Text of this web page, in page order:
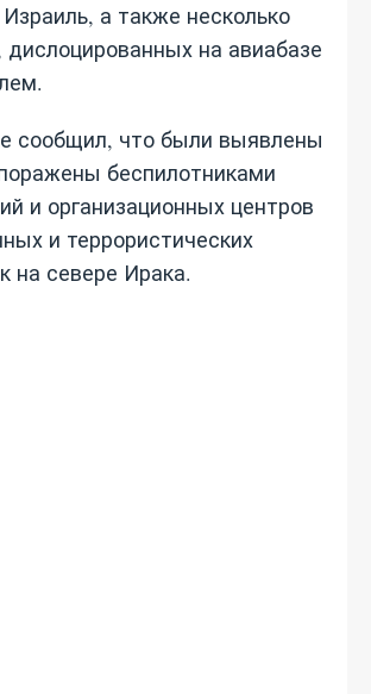
а также несколько
дислоцированных на авиабазе
сообщил, что были выявлены
беспилотниками
и организационных центров
и террористических
на севере Ирака.